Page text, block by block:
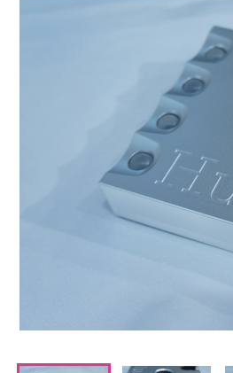
CDプレーヤー・レシーバー
ネットワークプレーヤー・D/A